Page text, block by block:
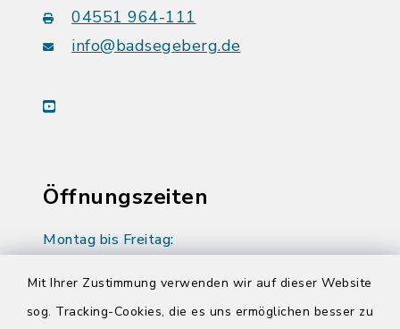
Mit Ihrer Zustimmung verwenden wir auf dieser Website
sog. Tracking-Cookies, die es uns ermöglichen besser zu
04551 964-111
info@badsegeberg.de
youtube
Öffnungszeiten
Montag bis Freitag:
Donnerstag zusätzlich: